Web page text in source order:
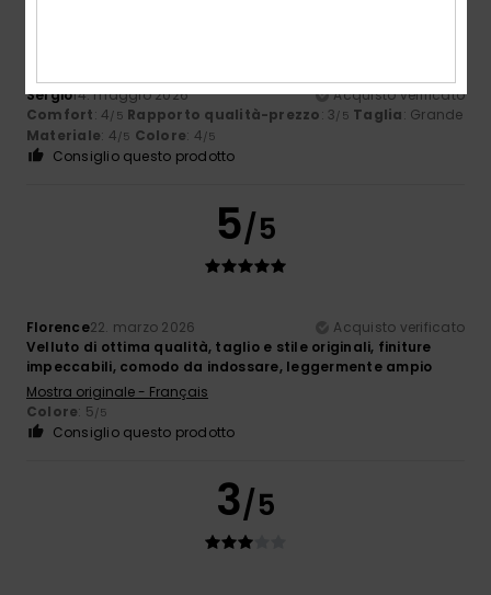
Sergio14. maggio 2026
Acquisto verificato
Comfort: 4/5 Rapporto qualità-prezzo: 3/5 Taglia: Grande
Materiale: 4/5 Colore: 4/5
Consiglio questo prodotto
5/5
Florence22. marzo 2026
Acquisto verificato
Velluto di ottima qualità, taglio e stile originali, finiture
impeccabili, comodo da indossare, leggermente ampio
Mostra originale - Français
Colore: 5/5
Consiglio questo prodotto
3/5